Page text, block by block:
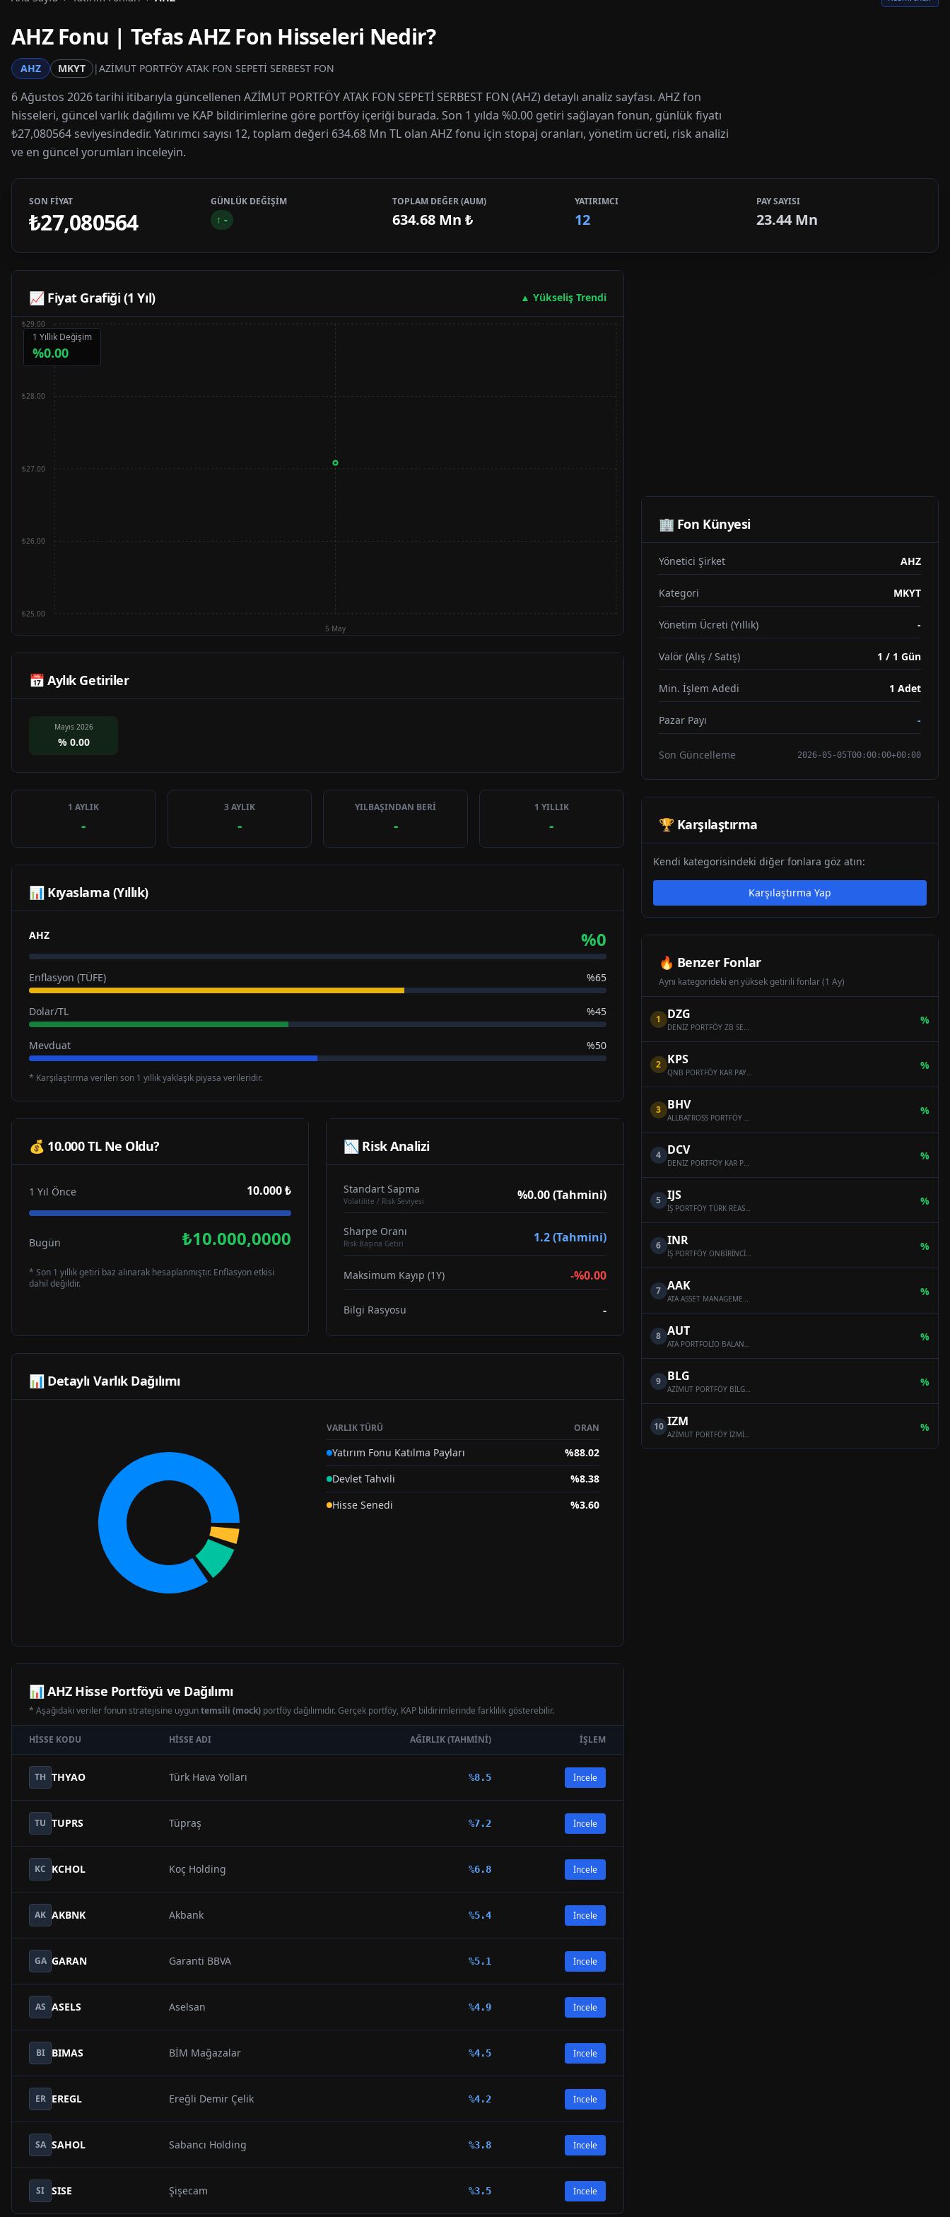
AHZFonu | TefasAHZFon Hisseleri Nedir?
AHZ MKYT |AZİMUT PORTFÖY ATAK FON SEPETİ SERBEST FON
6 Ağustos 2026 tarihi itibarıyla güncellenen AZİMUT PORTFÖY ATAK FON SEPETİ SERBEST FON (AHZ) detaylı analiz sayfası. AHZ fon
hisseleri, güncel varlık dağılımı ve KAP bildirimlerine göre portföy içeriği burada. Son 1 yılda %0.00 getiri sağlayan fonun, günlük fiyatı
₺27,080564 seviyesindedir. Yatırımcı sayısı 12, toplam değeri 634.68 Mn TL olan AHZ fonu için stopaj oranları, yönetim ücreti, risk analizi
ve en güncel yorumları inceleyin.
SON FİYAT
₺27,080564
GÜNLÜK DEĞİŞİM
↑ -
TOPLAM DEĞER (AUM)
634.68 Mn ₺
YATIRIMCI
12
PAY SAYISI
23.44 Mn
📈 Fiyat Grafiği (1 Yıl) ▲ Yükseliş Trendi
1 Yıllık Değişim
%0.00
5 May
₺25.00
₺26.00
₺27.00
₺28.00
₺29.00
📅 Aylık Getiriler
Mayıs 2026
% 0.00
1 AYLIK
-
3 AYLIK
-
YILBAŞINDAN BERİ
-
1 YILLIK
-
📊 Kıyaslama (Yıllık)
AHZ %0
Enflasyon (TÜFE) %65
Dolar/TL %45
Mevduat %50
* Karşılaştırma verileri son 1 yıllık yaklaşık piyasa verileridir.
💰 10.000 TL Ne Oldu?
1 Yıl Önce 10.000 ₺
Bugün ₺10.000,0000
* Son 1 yıllık getiri baz alınarak hesaplanmıştır. Enflasyon etkisi
dahil değildir.
📉 Risk Analizi
Standart Sapma
Volatilite / Risk Seviyesi %0.00 (Tahmini)
Sharpe Oranı
Risk Başına Getiri 1.2 (Tahmini)
Maksimum Kayıp (1Y) -%0.00
Bilgi Rasyosu -
📊 Detaylı Varlık Dağılımı
VARLIK TÜRÜ ORAN
Yatırım Fonu Katılma Payları %88.02
Devlet Tahvili
%8.38
Hisse Senedi
%3.60
📊AHZHisse Portföyü ve Dağılımı
* Aşağıdaki veriler fonun stratejisine uyguntemsili (mock) portföy dağılımıdır. Gerçek portföy, KAP bildirimlerinde farklılık gösterebilir.
HISSE KODU HISSE ADI AĞIRLIK (TAHMINI) İŞLEM
TH THYAO Türk Hava Yolları %8.5 İncele
TU TUPRS Tüpraş %7.2 İncele
KC KCHOL Koç Holding %6.8 İncele
AK AKBNK Akbank %5.4 İncele
GA GARAN Garanti BBVA %5.1 İncele
AS ASELS Aselsan %4.9 İncele
BI BIMAS BİM Mağazalar %4.5 İncele
ER EREGL Ereğli Demir Çelik %4.2 İncele
SA SAHOL Sabancı Holding %3.8 İncele
SI SISE Şişecam %3.5 İncele
🏢 Fon Künyesi
Yönetici Şirket AHZ
Kategori MKYT
Yönetim Ücreti (Yıllık) -
Valör (Alış / Satış) 1 / 1 Gün
Min. İşlem Adedi 1 Adet
Pazar Payı -
Son Güncelleme 2026-05-05T00:00:00+00:00
🏆 Karşılaştırma
Kendi kategorisindeki diğer fonlara göz atın:
Karşılaştırma Yap
🔥 Benzer Fonlar
Aynı kategorideki en yüksek getirili fonlar (1 Ay)
1 DZG
DENİZ PORTFÖY ZB SERBEST (DÖVİZ) ÖZEL FON
%
2 KPS
QNB PORTFÖY KAR PAYI ÖDEYEN ONİKİNCİ SERBEST (DÖVİZ) FON
%
3 BHV
ALLBATROSS PORTFÖY BAHAR HİSSE SENEDİ SERBEST FON (HİSSE SENEDİ YOĞUN FON)
%
4 DCV
DENİZ PORTFÖY KAR PAYI ÖDEYEN SERBEST (DÖVİZ) FON
%
5 IJS
İŞ PORTFÖY TÜRK REASÜRANS SERBEST ÖZEL FON
%
6 INR
İŞ PORTFÖY ONBİRİNCİ SERBEST (DÖVİZ) FON
%
7 AAK
ATA ASSET MANAGEMENT MULTI-ASSET VARIABLE FUND
%
8 AUT
ATA PORTFOLİO BALANCED VARİABLE FUND
%
9 BLG
AZİMUT PORTFÖY BİLGE SERBEST ÖZEL FON
%
10 IZM
AZİMUT PORTFÖY İZMİR SERBEST (TL) ÖZEL FON
%